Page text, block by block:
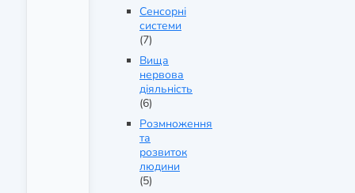
Сенсорні
системи
(7)
Вища
нервова
діяльність
(6)
Розмноження
та
розвиток
людини
(5)